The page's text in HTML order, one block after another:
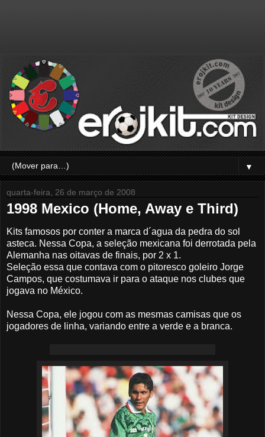
▼
quarta-feira, 26 de março de 2008
1998 Mexico (Home, Away e Third)
Kits famosos por conter a marca d´agua da pedra do sol
asteca. Nessa Copa, a seleção mexicana foi derrotada pela
Alemanha nas oitavas de finais, por 2 x 1.
Seleção essa que contava com o pitoresco goleiro Jorge
Campos, que costumava ir para o ataque nos clubes que
jogava no México.
Nessa Copa, ele jogou com as mesmas camisas que os
jogadores de linha, variando entre a verde e a branca.